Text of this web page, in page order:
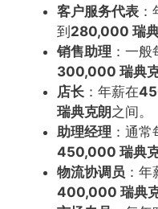
客户服务代表
到280,000 瑞
销售助理 ：一
300,000 瑞典
店长 ：年薪在
瑞典克朗之间。
助理经理 ：通
450,000 瑞典
物流协调员 ：年
400,000 瑞典